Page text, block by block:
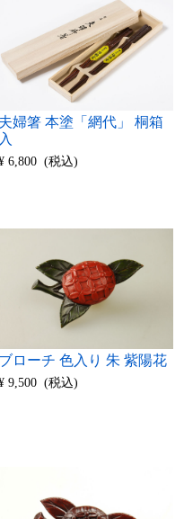
夫婦箸 本塗「網代」 桐箱
入
6,800 (税込)
ブローチ 色入り 朱 紫陽花
9,500 (税込)